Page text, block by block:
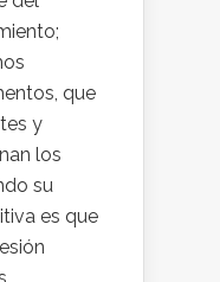
que
y
los
su
es que